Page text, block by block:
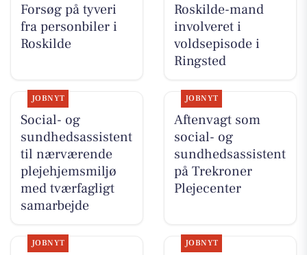
Forsøg på tyveri
fra personbiler i
Roskilde
Roskilde-mand
involveret i
voldsepisode i
Ringsted
JOBNYT
Social- og
sundhedsassistent
til nærværende
plejehjemsmiljø
med tværfagligt
samarbejde
JOBNYT
Aftenvagt som
social- og
sundhedsassistent
på Trekroner
Plejecenter
JOBNYT JOBNYT